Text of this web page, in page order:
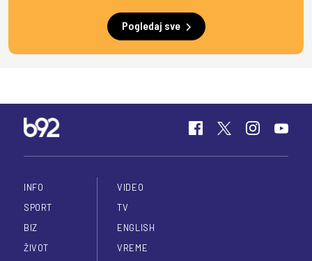
Pogledaj sve
INFO
SPORT
BIZ
ŽIVOT
VIDEO
TV
ENGLISH
VREME